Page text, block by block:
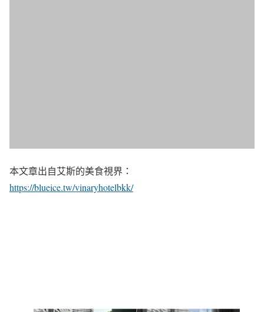
本文章出自艾斯的美食視界：
https://blueice.tw/vinaryhotelbkk/